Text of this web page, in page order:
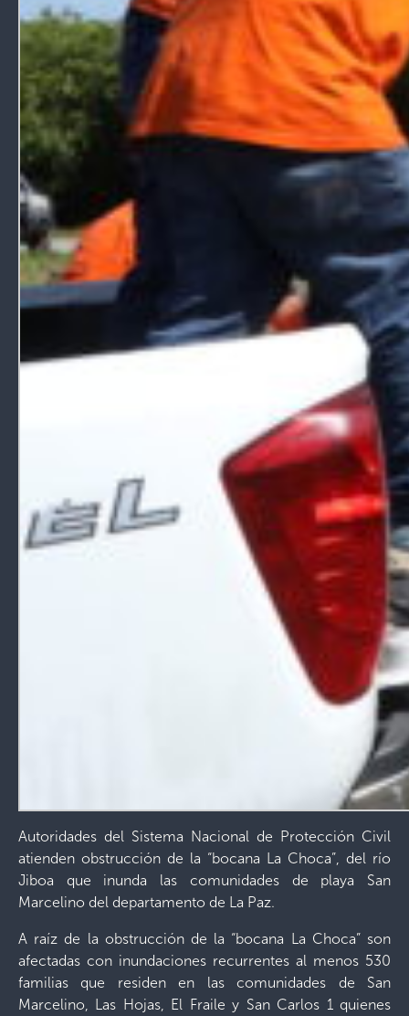
Autoridades del Sistema Nacional de Protección Civil
atienden obstrucción de la “bocana La Choca”, del río
Jiboa que inunda las comunidades de playa San
Marcelino del departamento de La Paz.
A raíz de la obstrucción de la “bocana La Choca” son
afectadas con inundaciones recurrentes al menos 530
familias que residen en las comunidades de San
Marcelino, Las Hojas, El Fraile y San Carlos 1 quienes